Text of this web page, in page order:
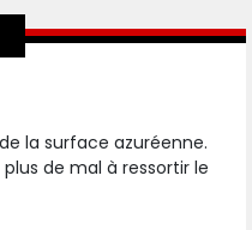
la surface azuréenne.
de mal à ressortir le